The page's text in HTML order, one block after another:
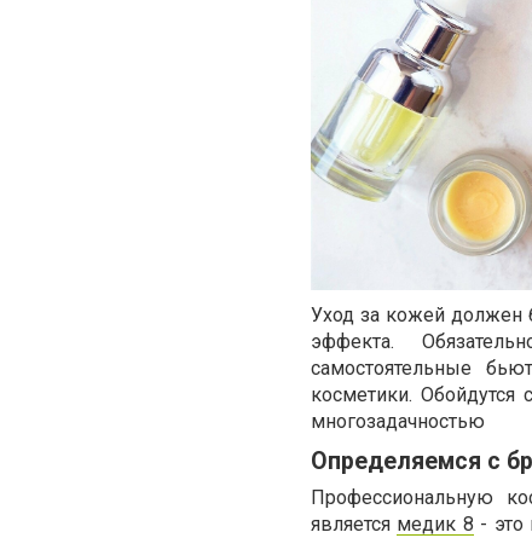
Уход за кожей должен
эффекта.
самостоятельные
косметики.
многозадачностью
Определяемся с
Профессиональную
является медик 8 - это